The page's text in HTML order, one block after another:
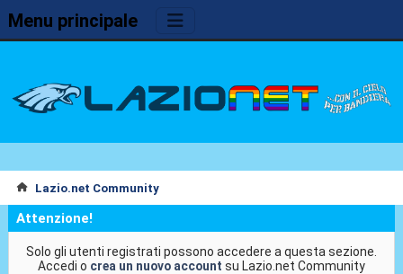
Menu principale
Lazio.net Community
Attenzione!
Solo gli utenti registrati possono accedere a questa sezione.
Accedi o crea un nuovo account su Lazio.net Community